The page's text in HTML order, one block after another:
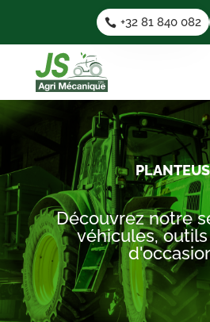
+32 81 840 082
Découvrez notre
véhicules,